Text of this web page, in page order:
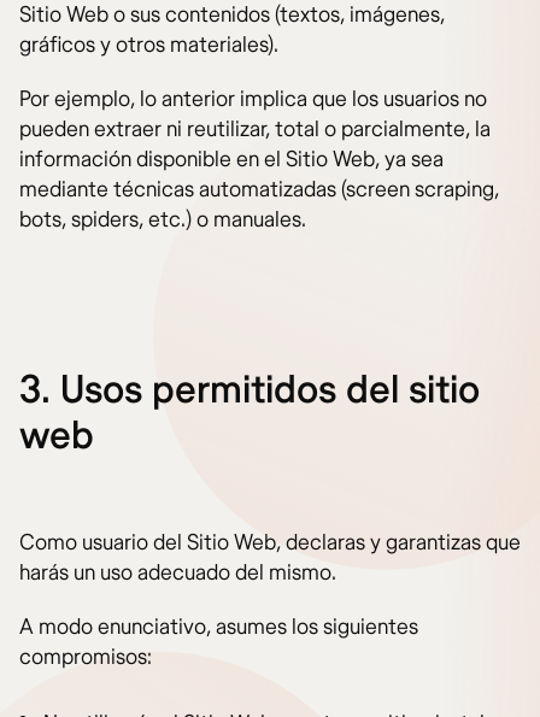
Sitio Web o sus contenidos (textos, imágenes,
gráficos y otros materiales).
Por ejemplo, lo anterior implica que los usuarios no
pueden extraer ni reutilizar, total o parcialmente, la
información disponible en el Sitio Web, ya sea
mediante técnicas automatizadas (screen scraping,
bots, spiders, etc.) o manuales.
3. Usos permitidos del sitio
web
Como usuario del Sitio Web, declaras y garantizas que
harás un uso adecuado del mismo.
A modo enunciativo, asumes los siguientes
compromisos: